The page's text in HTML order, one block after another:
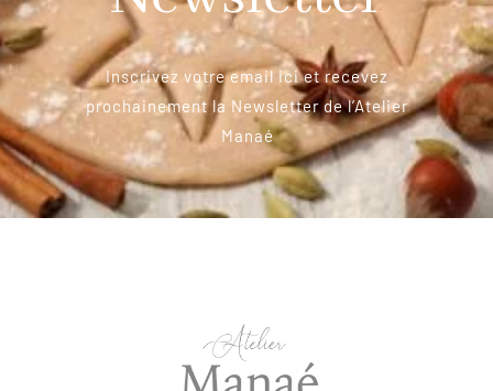
Inscrivez votre email ici et recevez
prochainement la Newsletter de l’Atelier
Manaé